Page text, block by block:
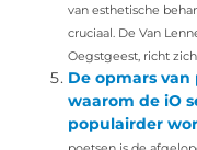
van esthetische
cruciaal. De Van
Oegstgeest, richt zich
De opmars
waarom de iO
populairder